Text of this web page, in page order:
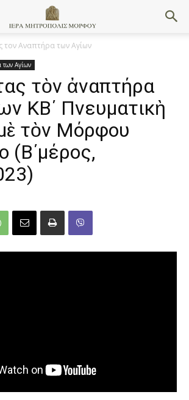
τον Αναπτήρα των Αγίων
των Αγίων
τὸν ἀναπτήρα
ΚΒ΄ Πνευματικὴ
τὸν Μόρφου
(Β΄μέρος,